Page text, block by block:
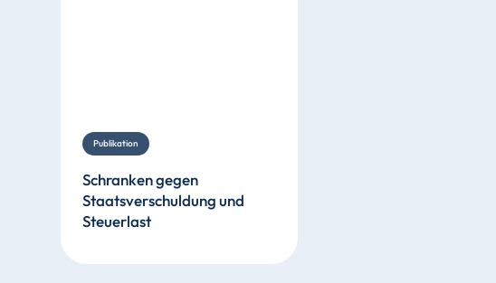
Publikation
Schranken gegen
Staatsverschuldung und
Steuerlast